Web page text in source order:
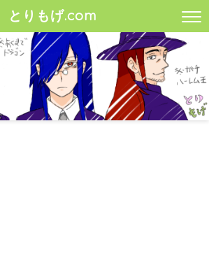
とりもげ.com